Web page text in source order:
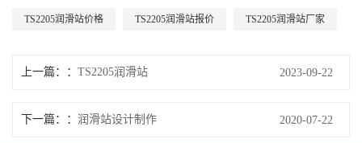
TS2205润滑站价格 TS2205润滑站报价 TS2205润滑站厂家
上一篇： TS2205润滑站 2023-09-22
下一篇： 润滑站设计制作 2020-07-22